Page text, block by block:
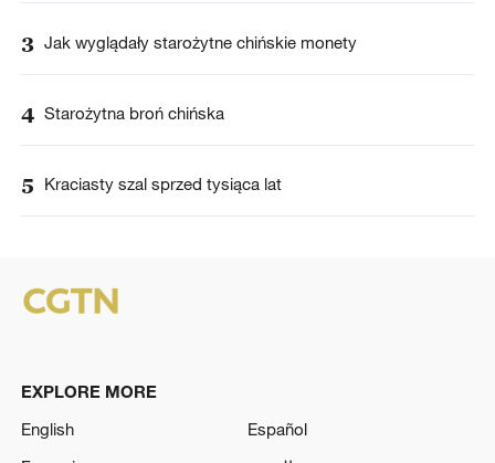
3 Jak wyglądały starożytne chińskie monety
4 Starożytna broń chińska
5 Kraciasty szal sprzed tysiąca lat
EXPLORE MORE
English
Español